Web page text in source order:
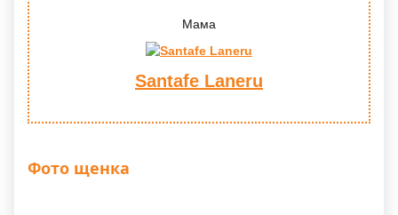
Мама
Santafe Laneru
Фото щенка